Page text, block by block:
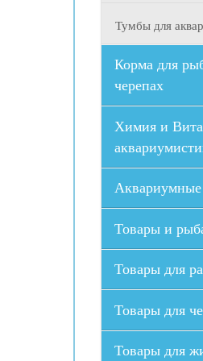
Тумбы для
Корма для
черепах
Химия и
Аквариумные
Товары и
Товары для
Товары для
Товары для